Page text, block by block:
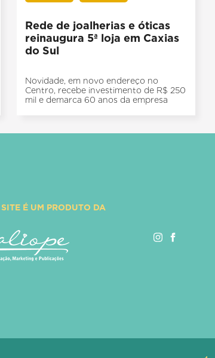
Rede de joalherias e óticas
reinaugura 5ª loja em Caxias
do Sul
Novidade, em novo endereço no
Centro, recebe investimento de R$ 250
mil e demarca 60 anos da empresa
SITE É UM PRODUTO DA